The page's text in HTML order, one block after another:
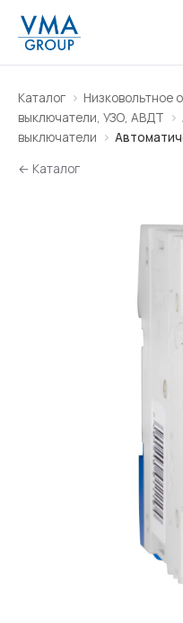
Каталог Низковольтное
выключатели, УЗО, АВДТ
выключатели
← Каталог